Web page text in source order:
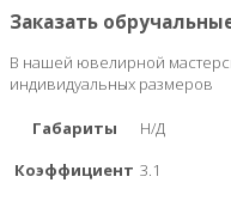
Заказать
В нашей ювелирной
индивидуальных размеров
Габариты
Н/Д
Коэффициент 3.1